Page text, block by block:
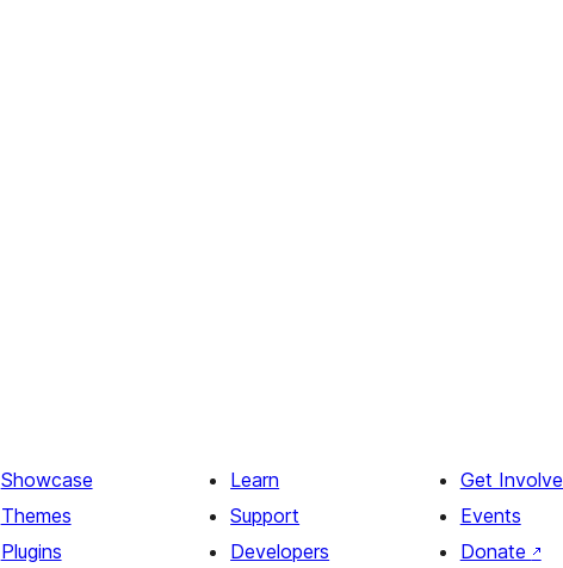
Showcase
Themes
Plugins
Learn
Support
Developers
Get
Events
Donate ↗